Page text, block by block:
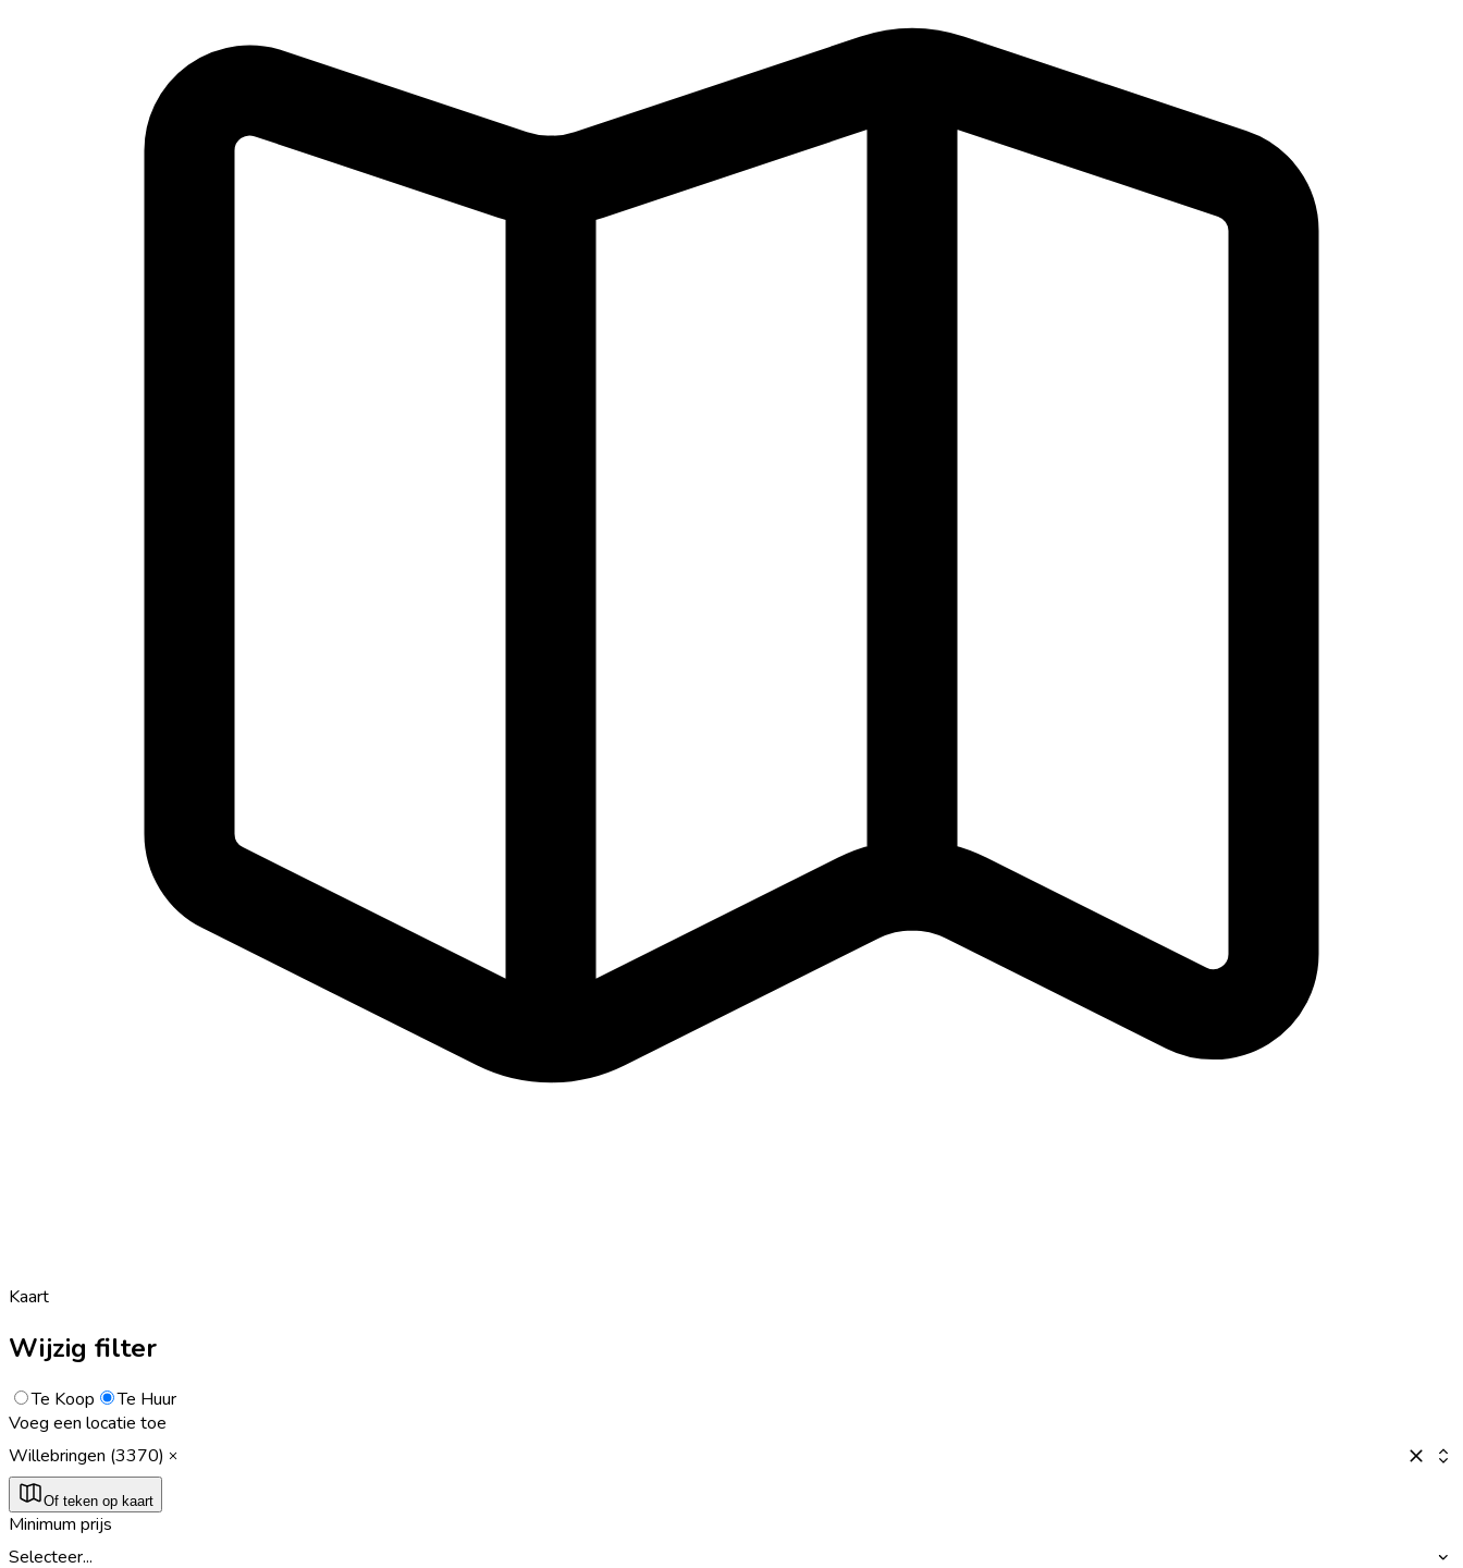
Kaart
Wijzig filter
Te Koop
Te Huur
Voeg een locatie toe
Willebringen (3370)
Of teken op kaart
Minimum prijs
Selecteer...